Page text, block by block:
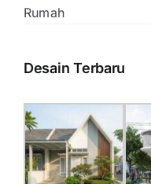
Rumah
Desain Terbaru